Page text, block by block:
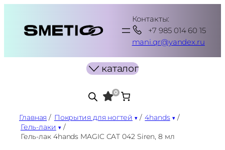
содержимому
Контакты:
+7 985 014 60 15
mani.qr@yandex.ru
каталог
0
Главная / Покрытия для ногтей / 4hands /
Гель-лаки
/
Гель-лак 4hands MAGIC CAT 042 Siren, 8 мл